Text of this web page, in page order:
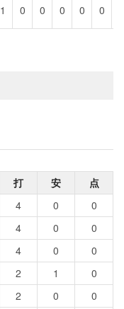
1 0 0 0 0 0
打 安
点
4 0
0
4 0
0
4 0
0
2 1
0
2 0
0